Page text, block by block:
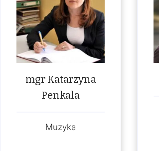
mgr Katarzyna
Penkala
Muzyka